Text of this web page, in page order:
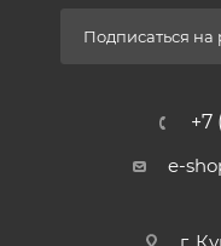
Подписаться на
+7
e-